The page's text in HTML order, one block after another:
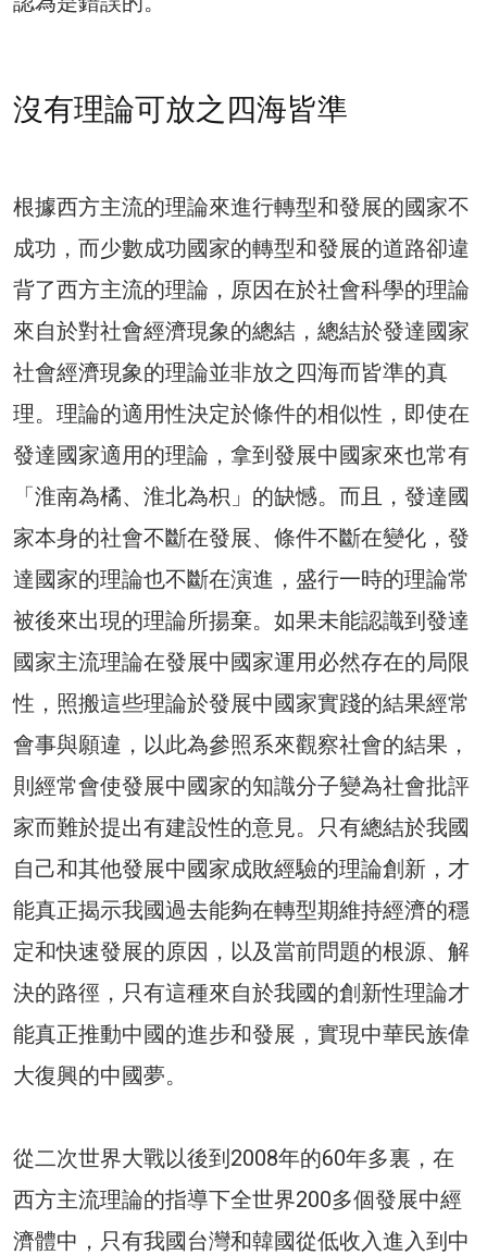
沒有理論可放之四海皆準
根據西方主流的理論來進行轉型和發展的國家不
成功，而少數成功國家的轉型和發展的道路卻違
背了西方主流的理論，原因在於社會科學的理論
來自於對社會經濟現象的總結，總結於發達國家
社會經濟現象的理論並非放之四海而皆準的真
理。理論的適用性決定於條件的相似性，即使在
發達國家適用的理論，拿到發展中國家來也常有
「淮南為橘、淮北為枳」的缺憾。而且，發達國
家本身的社會不斷在發展、條件不斷在變化，發
達國家的理論也不斷在演進，盛行一時的理論常
被後來出現的理論所揚棄。如果未能認識到發達
國家主流理論在發展中國家運用必然存在的局限
性，照搬這些理論於發展中國家實踐的結果經常
會事與願違，以此為參照系來觀察社會的結果，
則經常會使發展中國家的知識分子變為社會批評
家而難於提出有建設性的意見。只有總結於我國
自己和其他發展中國家成敗經驗的理論創新，才
能真正揭示我國過去能夠在轉型期維持經濟的穩
定和快速發展的原因，以及當前問題的根源、解
決的路徑，只有這種來自於我國的創新性理論才
能真正推動中國的進步和發展，實現中華民族偉
大復興的中國夢。
從二次世界大戰以後到2008年的60年多裏，在
西方主流理論的指導下全世界200多個發展中經
濟體中，只有我國台灣和韓國從低收入進入到中